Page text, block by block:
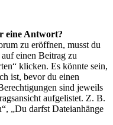
eine Antwort?
zu eröffnen, musst du
einen Beitrag zu
klicken. Es könnte sein,
ist, bevor du einen
sind jeweils
aufgelistet. Z. B.
„Du darfst Dateianhänge